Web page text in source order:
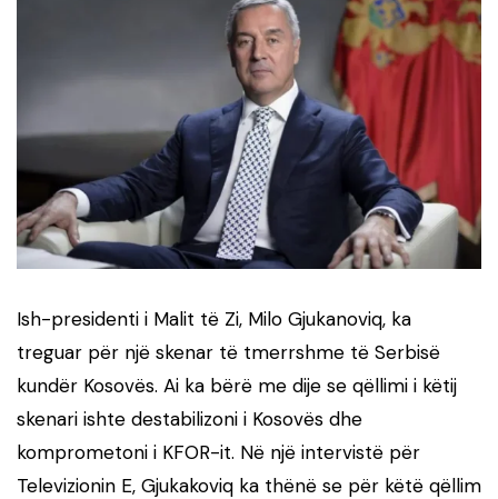
Ish-presidenti i Malit të Zi, Milo Gjukanoviq, ka
treguar për një skenar të tmerrshme të Serbisë
kundër Kosovës. Ai ka bërë me dije se qëllimi i këtij
skenari ishte destabilizoni i Kosovës dhe
komprometoni i KFOR-it. Në një intervistë për
Televizionin E, Gjukakoviq ka thënë se për këtë qëllim